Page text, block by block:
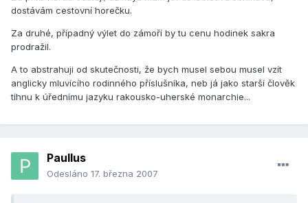
dostávám cestovní horečku.
Za druhé, případný výlet do zámoří by tu cenu hodinek sakra
prodražil.
A to abstrahuji od skutečnosti, že bych musel sebou musel vzít
anglicky mluvícího rodinného příslušníka, neb já jako starší člověk
tíhnu k úřednímu jazyku rakousko-uherské monarchie...
Paullus
Odesláno 17. března 2007